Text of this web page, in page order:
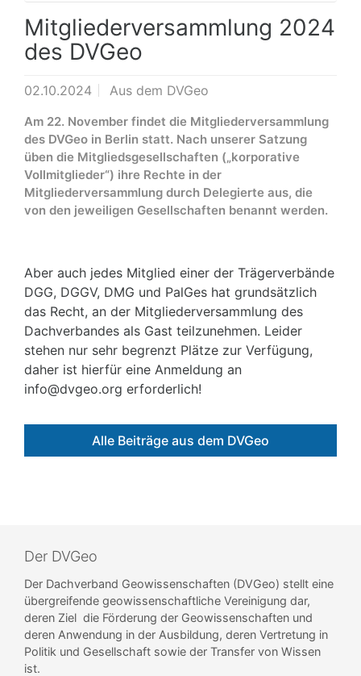
Mitgliederversammlung 2024
des DVGeo
02.10.2024 Aus dem DVGeo
Am 22. November findet die Mitgliederversammlung
des DVGeo in Berlin statt. Nach unserer Satzung
üben die Mitgliedsgesellschaften („korporative
Vollmitglieder“) ihre Rechte in der
Mitgliederversammlung durch Delegierte aus, die
von den jeweiligen Gesellschaften benannt werden.
Aber auch jedes Mitglied einer der Trägerverbände
DGG, DGGV, DMG und PalGes hat grundsätzlich
das Recht, an der Mitgliederversammlung des
Dachverbandes als Gast teilzunehmen. Leider
stehen nur sehr begrenzt Plätze zur Verfügung,
daher ist hierfür eine Anmeldung an
info@dvgeo.org erforderlich!
Alle Beiträge aus dem DVGeo
Der DVGeo
Der Dachverband Geowissenschaften (DVGeo) stellt eine
übergreifende geowissenschaftliche Vereinigung dar,
deren Ziel die Förderung der Geowissenschaften und
deren Anwendung in der Ausbildung, deren Vertretung in
Politik und Gesellschaft sowie der Transfer von Wissen
ist.